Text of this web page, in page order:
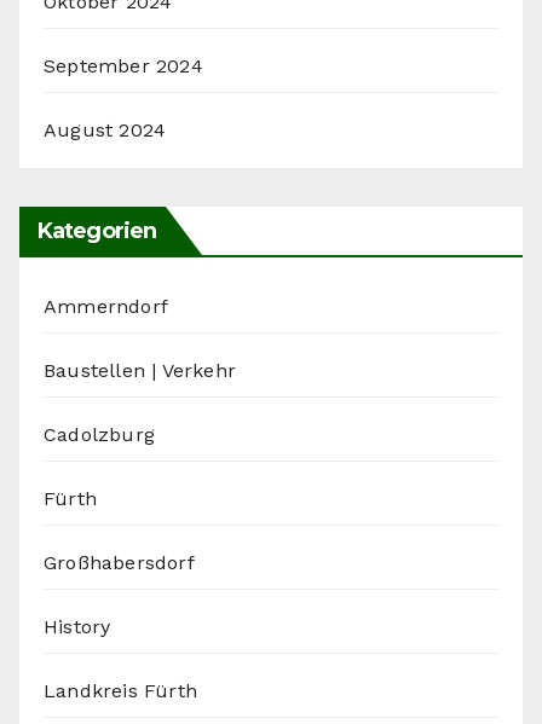
September 2024
August 2024
Kategorien
Ammerndorf
Baustellen | Verkehr
Cadolzburg
Fürth
Großhabersdorf
History
Landkreis Fürth